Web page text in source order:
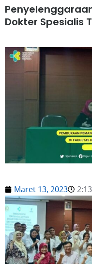
Dokter Spesialis
Maret 13, 2023